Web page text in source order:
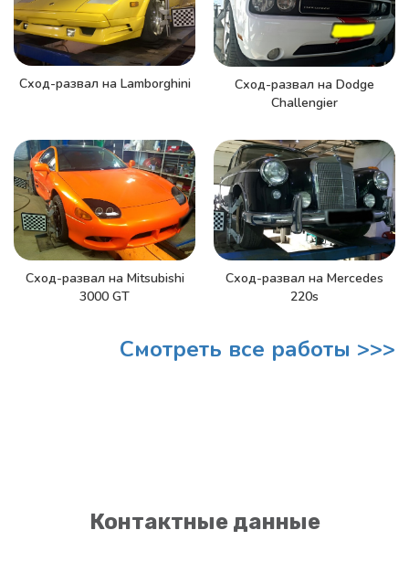
Сход-развал на Lamborghini
Сход-развал на Dodge
Challengier
Сход-развал на Mitsubishi
3000 GT
Сход-развал на Mercedes
220s
Смотреть все работы >>>
Контактные данные